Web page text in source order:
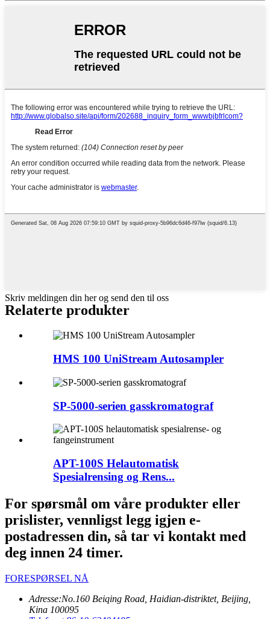
Skriv meldingen din her og send den til oss
Relaterte produkter
HMS 100 UniStream Autosampler
SP-5000-serien gasskromatograf
APT-100S Helautomatisk
Spesialrensing og Rens...
For spørsmål om våre produkter eller
prislister, vennligst legg igjen e-
postadressen din, så tar vi kontakt med
deg innen 24 timer.
FORESPØRSEL NÅ
Adresse:No.160 Beiqing Road, Haidian-distriktet, Beijing,
Kina 100095